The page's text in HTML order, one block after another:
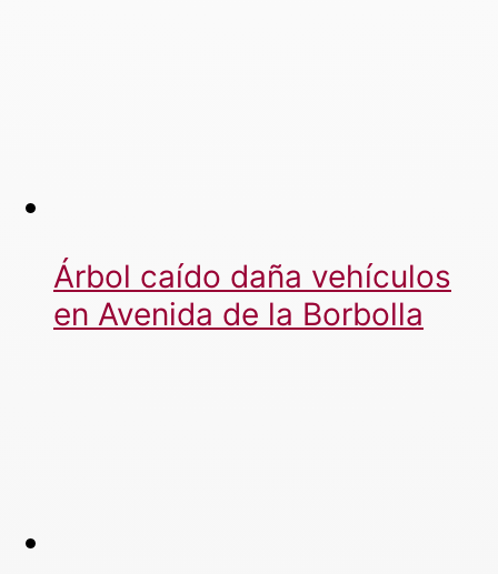
Árbol caído daña vehículos
en Avenida de la Borbolla